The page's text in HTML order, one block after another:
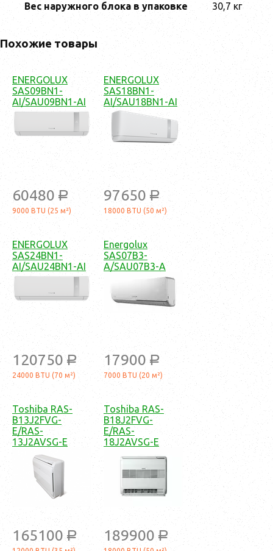
Вес наружного блока в упаковке
30,7 кг
Похожие товары
ENERGOLUX
SAS09BN1-
AI/SAU09BN1-AI
60480 a
9000 BTU (25 м²)
ENERGOLUX
SAS18BN1-
AI/SAU18BN1-AI
97650 a
18000 BTU (50 м²)
ENERGOLUX
SAS24BN1-
AI/SAU24BN1-AI
120750 a
24000 BTU (70 м²)
Energolux
SAS07B3-
A/SAU07B3-A
17900 a
7000 BTU (20 м²)
Toshiba RAS-
B13J2FVG-
E/RAS-
13J2AVSG-E
165100 a
Toshiba RAS-
B18J2FVG-
E/RAS-
18J2AVSG-E
189900 a